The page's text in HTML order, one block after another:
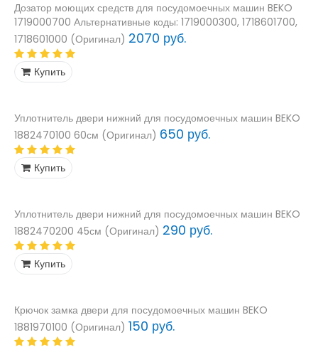
Дозатор моющих средств для посудомоечных машин BEKO
1719000700 Альтернативные коды: 1719000300, 1718601700,
1718601000 (Оригинал) 2070 руб.
Купить
Уплотнитель двери нижний для посудомоечных машин BEKO
1882470100 60см (Оригинал) 650 руб.
Купить
Уплотнитель двери нижний для посудомоечных машин BEKO
1882470200 45см (Оригинал) 290 руб.
Купить
Крючок замка двери для посудомоечных машин BEKO
1881970100 (Оригинал) 150 руб.